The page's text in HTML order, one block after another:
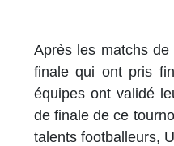
Après les matchs
finale qui ont pris
équipes ont validé
de finale de ce
talents footballeurs,